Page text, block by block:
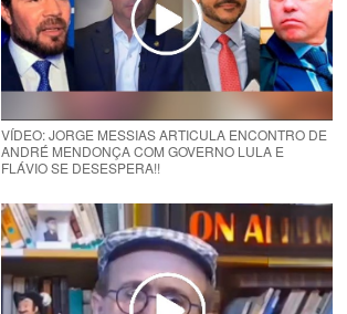
VÍDEO: JORGE MESSIAS ARTICULA ENCONTRO DE
ANDRÉ MENDONÇA COM GOVERNO LULA E
FLÁVIO SE DESESPERA!!